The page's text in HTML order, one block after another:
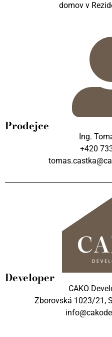
domov v
Prodejce
Ing.
+420
Developer
CAKO
Zborovská 1023/21,